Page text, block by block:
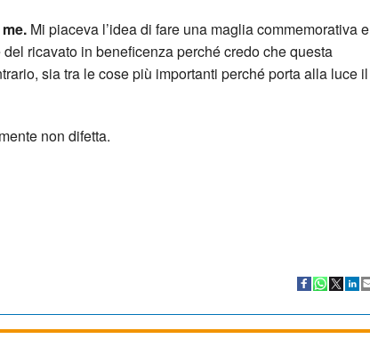
Mi piaceva l’idea di fare una maglia commemorativa e
ricavato in beneficenza perché credo che questa
sia tra le cose più importanti perché porta alla luce il
non difetta.